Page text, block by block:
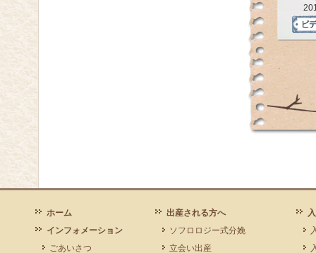
ホーム
インフォメーション
ごあいさつ
出産される方へ
ソフロロジー式分娩
立会い出産